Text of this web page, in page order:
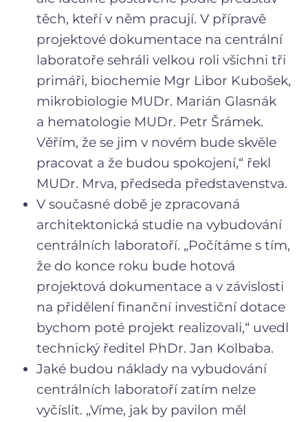
těch, kteří v něm pracují. V přípravě
projektové dokumentace na centrální
laboratoře sehráli velkou roli všichni tři
primáři, biochemie Mgr Libor Kubošek,
mikrobiologie MUDr. Marián Glasnák
a hematologie MUDr. Petr Šrámek.
Věřím, že se jim v novém bude skvěle
pracovat a že budou spokojení,“ řekl
MUDr. Mrva, předseda představenstva.
V současné době je zpracovaná
architektonická studie na vybudování
centrálních laboratoří. „Počítáme s tím,
že do konce roku bude hotová
projektová dokumentace a v závislosti
na přidělení finanční investiční dotace
bychom poté projekt realizovali,“ uvedl
technický ředitel PhDr. Jan Kolbaba.
Jaké budou náklady na vybudování
centrálních laboratoří zatím nelze
vyčíslit. „Víme, jak by pavilon měl